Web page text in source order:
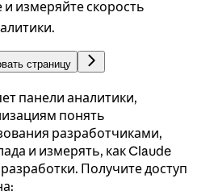
измеряйте скорость
страницу
панели аналитики,
понять
разработчиками,
и измерять, как Claude
Получите доступ